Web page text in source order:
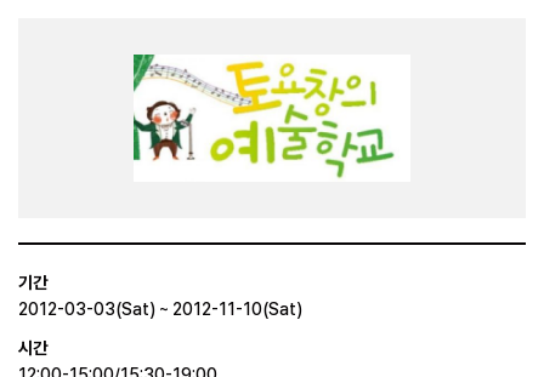
기간
2012-03-03(Sat) ~ 2012-11-10(Sat)
시간